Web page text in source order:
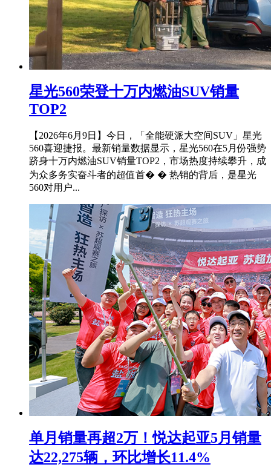
星光560荣登十万内燃油SUV销量
TOP2
【2026年6月9日】今日，「全能硬派大空间SUV」星光
560喜迎捷报。最新销量数据显示，星光560在5月份强势
跻身十万内燃油SUV销量TOP2，市场热度持续攀升，成
为众多务实奋斗者的超值首� � 热销的背后，是星光
560对用户...
单月销量再超2万！悦达起亚5月销量
达22,275辆，环比增长11.4%